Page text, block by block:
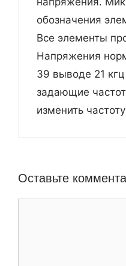
обозначения
Все элементы
Напряжения
39 выводе 21
задающие
изменить
Оставьте